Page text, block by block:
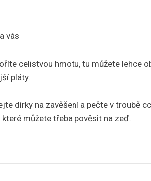
vás
celistvou hmotu, tu můžete lehce
pláty.
dírky na zavěšení a pečte v troubě
které můžete třeba pověsit na zeď.